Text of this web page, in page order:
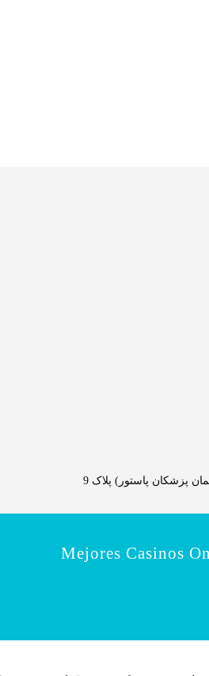
پزشکان پاستور) پلاک 9
Mejores Casinos